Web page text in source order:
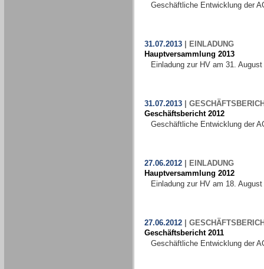
Geschäftliche Entwicklung der
31.07.2013|
EINLADUNG
Hauptversammlung 2013
Einladung zur HV am 31. August
31.07.2013|
Geschäftsbericht 2012
Geschäftliche Entwicklung der
27.06.2012|
EINLADUNG
Hauptversammlung 2012
Einladung zur HV am 18. August
27.06.2012|
Geschäftsbericht 2011
Geschäftliche Entwicklung der